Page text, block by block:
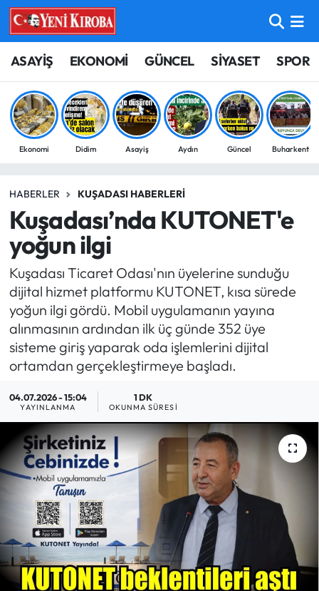
ASAYİŞ EKONOMİ GÜNCEL SİYASET SPOR
Ekonomi Didim Asayiş Aydın Güncel Buharkent
HABERLER KUŞADASI HABERLERI
Kuşadası’nda KUTONET'e
yoğun ilgi
Kuşadası Ticaret Odası'nın üyelerine sunduğu
dijital hizmet platformu KUTONET, kısa sürede
yoğun ilgi gördü. Mobil uygulamanın yayına
alınmasının ardından ilk üç günde 352 üye
sisteme giriş yaparak oda işlemlerini dijital
ortamdan gerçekleştirmeye başladı.
04.07.2026 - 15:04
YAYINLANMA
1 DK
OKUNMA SÜRESI
ASAYİŞ
BİLİM-TEKNOLOJİ
ÇEVRE
EĞİTİM
EKONOMİ
GÜNCEL
GÜNDEM
MAGAZİN
SPOR
TARIM
TURİZM
YAŞAM
Aydın Nöbetçi Eczaneler
Aydın Hava Durumu
Aydin Namaz Vakitleri
Süper Lig Puan Durumu ve Fikstür
Tüm Manşetler
Son Dakika Haberleri
Haber Arşivi